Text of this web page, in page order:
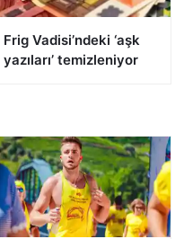
Frig Vadisi’ndeki ‘aşk
yazıları’ temizleniyor